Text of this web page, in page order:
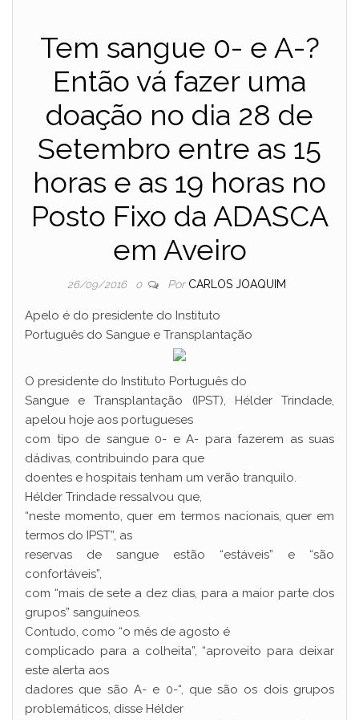
Tem sangue 0- e A-?
Então vá fazer uma
doação no dia 28 de
Setembro entre as 15
horas e as 19 horas no
Posto Fixo da ADASCA
em Aveiro
26/09/2016 0 Por CARLOS JOAQUIM
Apelo é do presidente do Instituto
Português do Sangue e Transplantação
O presidente do Instituto Português do
Sangue e Transplantação (IPST), Hélder Trindade,
apelou hoje aos portugueses
com tipo de sangue 0- e A- para fazerem as suas
dádivas, contribuindo para que
doentes e hospitais tenham um verão tranquilo.
Hélder Trindade ressalvou que,
“neste momento, quer em termos nacionais, quer em
termos do IPST”, as
reservas de sangue estão “estáveis” e “são
confortáveis”,
com “mais de sete a dez dias, para a maior parte dos
grupos” sanguíneos.
Contudo, como “o mês de agosto é
complicado para a colheita”, “aproveito para deixar
este alerta aos
dadores que são A- e 0-“, que são os dois grupos
problemáticos, disse Hélder